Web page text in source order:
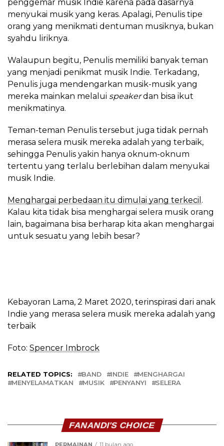
penggemar musik Indie karena pada dasarnya
menyukai musik yang keras. Apalagi, Penulis tipe
orang yang menikmati dentuman musiknya, bukan
syahdu liriknya.
Walaupun begitu, Penulis memiliki banyak teman
yang menjadi penikmat musik Indie. Terkadang,
Penulis juga mendengarkan musik-musik yang
mereka mainkan melalui speakerdan bisa ikut
menikmatinya.
Teman-teman Penulis tersebut juga tidak pernah
merasa selera musik mereka adalah yang terbaik,
sehingga Penulis yakin hanya oknum-oknum
tertentu yang terlalu berlebihan dalam menyukai
musik Indie.
Menghargai perbedaan itu dimulai yang terkecil .
Kalau kita tidak bisa menghargai selera musik orang
lain, bagaimana bisa berharap kita akan menghargai
untuk sesuatu yang lebih besar?
Kebayoran Lama, 2 Maret 2020, terinspirasi dari anak
Indie yang merasa selera musik mereka adalah yang
terbaik
Foto: Spencer Imbrock
RELATED TOPICS: BAND INDIE
MENGHARGAI
MENYELAMATKAN
MUSIK PENYANYI SELERA
FANANDI'S CHOICE
PERMAINAN 11 bulan ago